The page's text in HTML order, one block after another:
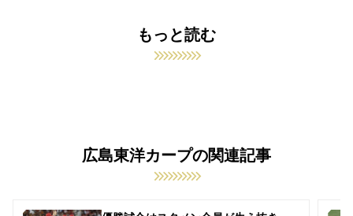
もっと読む
広島東洋カープの関連記事